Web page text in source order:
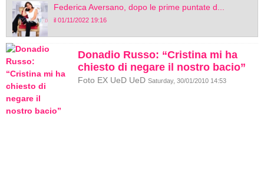
Federica Aversano, dopo le prime puntate d...
il 01/11/2022 19:16
Donadio Russo: “Cristina mi ha
chiesto di negare il nostro bacio”
Foto EX UeD UeD Saturday, 30/01/2010 14:53